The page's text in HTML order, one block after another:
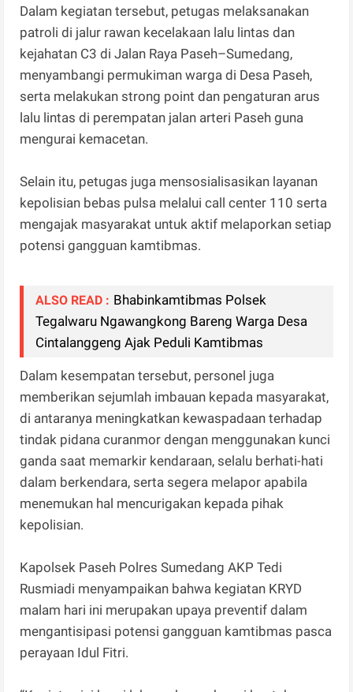
Dalam kegiatan tersebut, petugas melaksanakan
patroli di jalur rawan kecelakaan lalu lintas dan
kejahatan C3 di Jalan Raya Paseh–Sumedang,
menyambangi permukiman warga di Desa Paseh,
serta melakukan strong point dan pengaturan arus
lalu lintas di perempatan jalan arteri Paseh guna
mengurai kemacetan.
Selain itu, petugas juga mensosialisasikan layanan
kepolisian bebas pulsa melalui call center 110 serta
mengajak masyarakat untuk aktif melaporkan setiap
potensi gangguan kamtibmas.
ALSO READ : Bhabinkamtibmas Polsek
Tegalwaru Ngawangkong Bareng Warga Desa
Cintalanggeng Ajak Peduli Kamtibmas
Dalam kesempatan tersebut, personel juga
memberikan sejumlah imbauan kepada masyarakat,
di antaranya meningkatkan kewaspadaan terhadap
tindak pidana curanmor dengan menggunakan kunci
ganda saat memarkir kendaraan, selalu berhati-hati
dalam berkendara, serta segera melapor apabila
menemukan hal mencurigakan kepada pihak
kepolisian.
Kapolsek Paseh Polres Sumedang AKP Tedi
Rusmiadi menyampaikan bahwa kegiatan KRYD
malam hari ini merupakan upaya preventif dalam
mengantisipasi potensi gangguan kamtibmas pasca
perayaan Idul Fitri.